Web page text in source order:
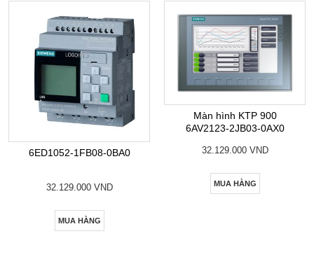
6ED1052-1FB08-0BA0
32.129.000 VND
MUA HÀNG
Màn hình KTP 900
6AV2123-2JB03-0AX0
32.129.000 VND
MUA HÀNG